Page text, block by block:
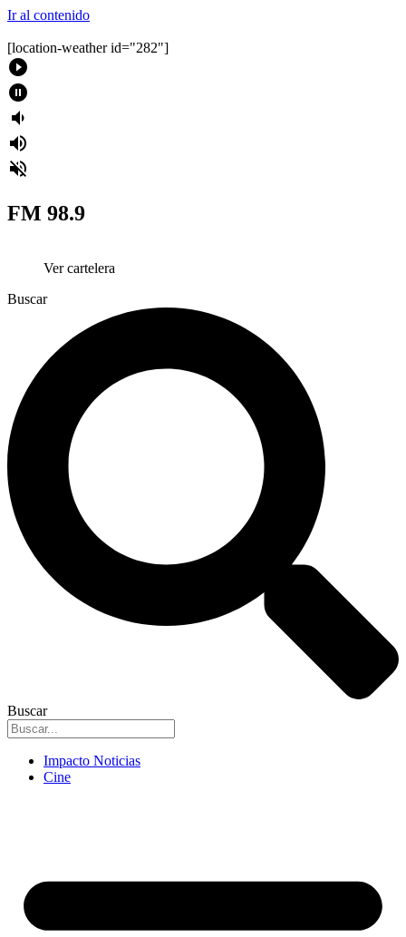
Ir al contenido
[location-weather id="282"]
play_circle_filled
pause_circle_filled
volume_down
volume_up
volume_off
FM 98.9
Ver cartelera
Buscar
Buscar
Impacto Noticias
Cine